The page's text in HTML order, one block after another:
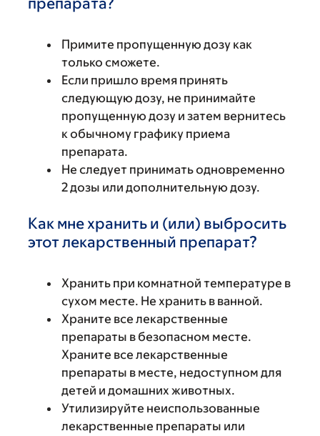
Примите пропущенную дозу как
только сможете.
Если пришло время принять
следующую дозу, не принимайте
пропущенную дозу и затем вернитесь
к обычному графику приема
препарата.
Не следует принимать одновременно
2 дозы или дополнительную дозу.
Как мне хранить и (или) выбросить
этот лекарственный препарат?
Хранить при комнатной температуре в
сухом месте. Не хранить в ванной.
Храните все лекарственные
препараты в безопасном месте.
Храните все лекарственные
препараты в месте, недоступном для
детей и домашних животных.
Утилизируйте неиспользованные
лекарственные препараты или